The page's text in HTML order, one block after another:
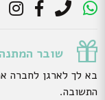
שובר
בא לך לארגן לחברה
התשובה.